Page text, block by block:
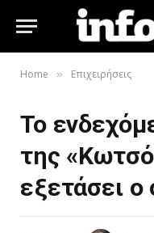
Home » Επιχειρήσεις
Το
της
εξετάσει ο